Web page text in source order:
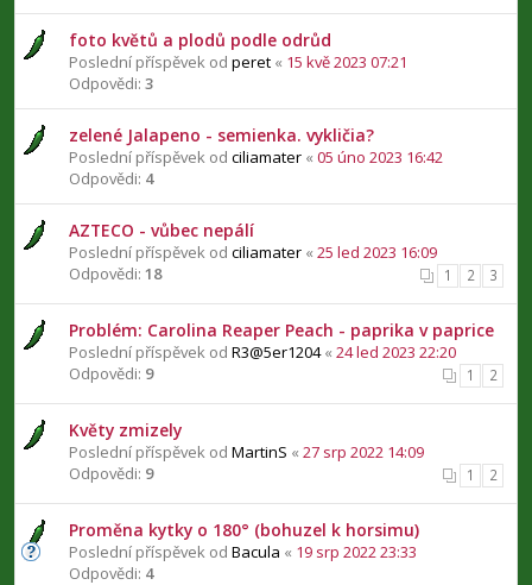
foto květů a plodů podle odrůd
Poslední příspěvek od peret « 15 kvě 2023 07:21
Odpovědi: 3
zelené Jalapeno - semienka. vykličia?
Poslední příspěvek od ciliamater « 05 úno 2023 16:42
Odpovědi: 4
AZTECO - vůbec nepálí
Poslední příspěvek od ciliamater « 25 led 2023 16:09
Odpovědi: 18 1 2 3
Problém: Carolina Reaper Peach - paprika v paprice
Poslední příspěvek od R3@5er1204« 24 led 2023 22:20
Odpovědi: 9 1 2
Květy zmizely
Poslední příspěvek od MartinS « 27 srp 2022 14:09
Odpovědi: 9 1 2
Proměna kytky o 180° (bohuzel k horsimu)
Poslední příspěvek od Bacula « 19 srp 2022 23:33
Odpovědi: 4